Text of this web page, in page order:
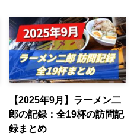
【2025年9月】ラーメン二
郎の記録：全19杯の訪問記
録まとめ